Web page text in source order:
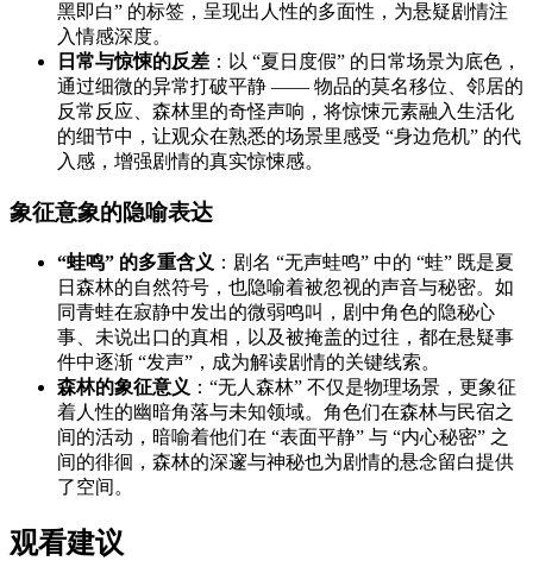
黑即白” 的标签，呈现出人性的多面性，为悬疑剧情注
入情感深度。
日常与惊悚的反差 ：以 “夏日度假” 的日常场景为底色，
通过细微的异常打破平静 —— 物品的莫名移位、邻居的
反常反应、森林里的奇怪声响，将惊悚元素融入生活化
的细节中，让观众在熟悉的场景里感受 “身边危机” 的代
入感，增强剧情的真实惊悚感。
象征意象的隐喻表达
“蛙鸣” 的多重含义 ：剧名 “无声蛙鸣” 中的 “蛙” 既是夏
日森林的自然符号，也隐喻着被忽视的声音与秘密。如
同青蛙在寂静中发出的微弱鸣叫，剧中角色的隐秘心
事、未说出口的真相，以及被掩盖的过往，都在悬疑事
件中逐渐 “发声”，成为解读剧情的关键线索。
森林的象征意义 ：“无人森林” 不仅是物理场景，更象征
着人性的幽暗角落与未知领域。角色们在森林与民宿之
间的活动，暗喻着他们在 “表面平静” 与 “内心秘密” 之
间的徘徊，森林的深邃与神秘也为剧情的悬念留白提供
了空间。
观看建议